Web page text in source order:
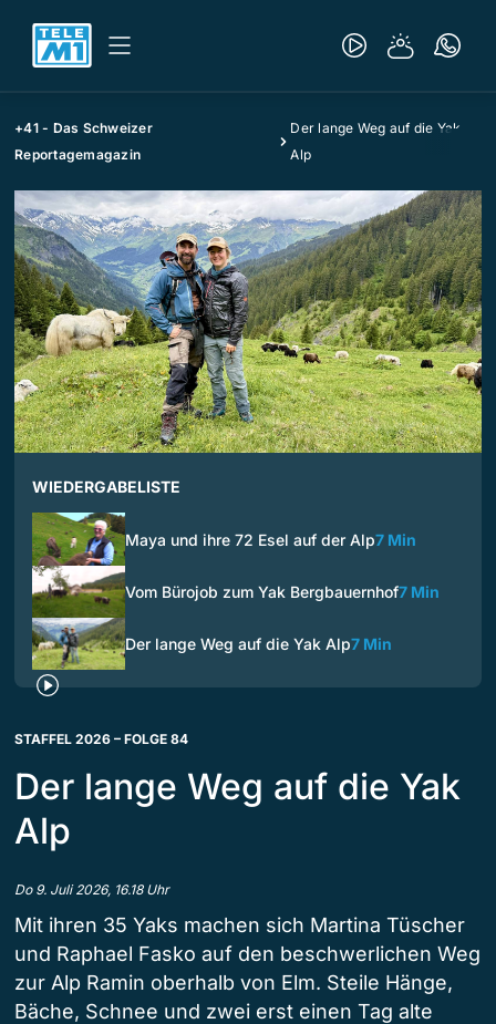
+41 - Das Schweizer
Reportagemagazin
Der lange Weg auf die Yak
Alp
WIEDERGABELISTE
Maya und ihre 72 Esel auf der Alp7 Min
Vom Bürojob zum Yak Bergbauernhof7 Min
Der lange Weg auf die Yak Alp7 Min
STAFFEL 2026 – FOLGE 84
Der lange Weg auf die Yak
Alp
Do 9. Juli 2026, 16.18 Uhr
Mit ihren 35 Yaks machen sich Martina Tüscher
und Raphael Fasko auf den beschwerlichen Weg
zur Alp Ramin oberhalb von Elm. Steile Hänge,
Bäche, Schnee und zwei erst einen Tag alte